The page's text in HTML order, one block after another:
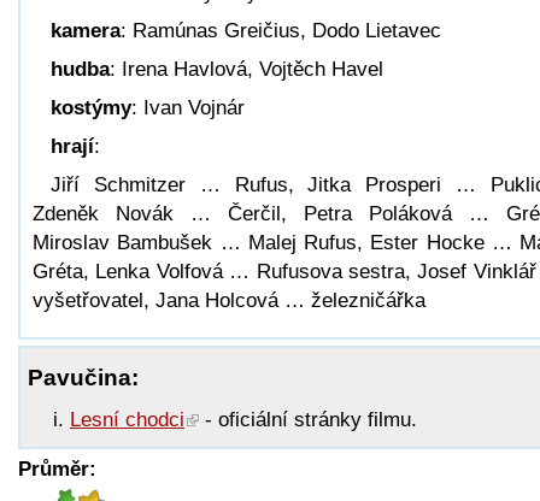
kamera: Ramúnas Greičius, Dodo Lietavec
hudba: Irena Havlová, Vojtěch Havel
kostýmy: Ivan Vojnár
hrají:
Jiří Schmitzer … Rufus, Jitka Prosperi …
Zdeněk Novák … Čerčil, Petra Poláková …
Miroslav Bambušek … Malej Rufus, Ester Hocke …
Gréta, Lenka Volfová … Rufusova sestra, Josef
vyšetřovatel, Jana Holcová … železničářka
Pavučina:
Lesní chodci - oficiální stránky filmu.
Průměr: